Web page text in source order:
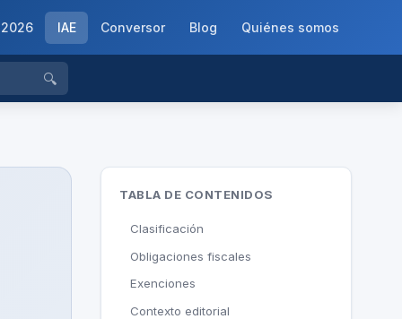
2026 IAE Conversor Blog Quiénes somos
🔍
TABLA DE CONTENIDOS
Clasificación
Obligaciones fiscales
Exenciones
Contexto editorial